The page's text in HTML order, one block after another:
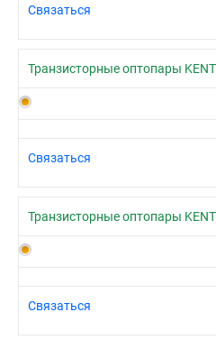
Связаться
Транзисторные оптопары
Связаться
Транзисторные оптопары
Связаться